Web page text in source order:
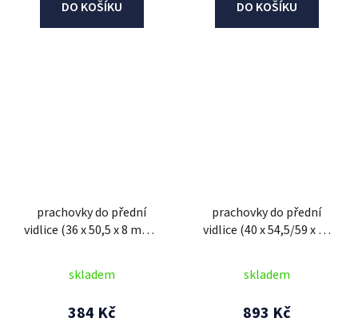
DO KOŠÍKU DO KOŠÍKU
prachovky do přední
vidlice (36 x 50,5 x 8 mm),
skladem
384 Kč
prachovky do přední
vidlice (40 x 54,5/59 x 15
2 tlum.)
skladem
893 Kč